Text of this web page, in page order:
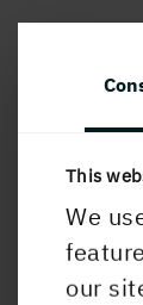
This
We
our
17